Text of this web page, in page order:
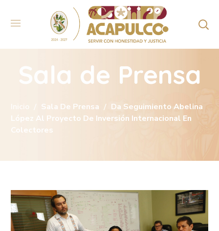
Sala de Prensa
Inicio Sala De Prensa
Da Seguimiento Abelina
López Al Proyecto De Inversión Internacional En
Colectores